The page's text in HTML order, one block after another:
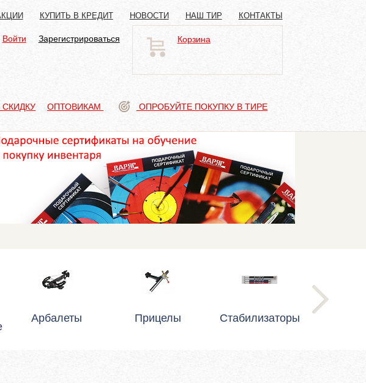
КУПИТЬ В КРЕДИТ НОВОСТИ НАШ ТИР КОНТАКТЫ
Войти Зарегистрироваться Корзина
ОПТОВИКАМ ОПРОБУЙТЕ ПОКУПКУ В ТИРЕ
Арбалеты Прицелы Стабилизаторы